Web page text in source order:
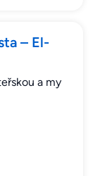
– El-
a my